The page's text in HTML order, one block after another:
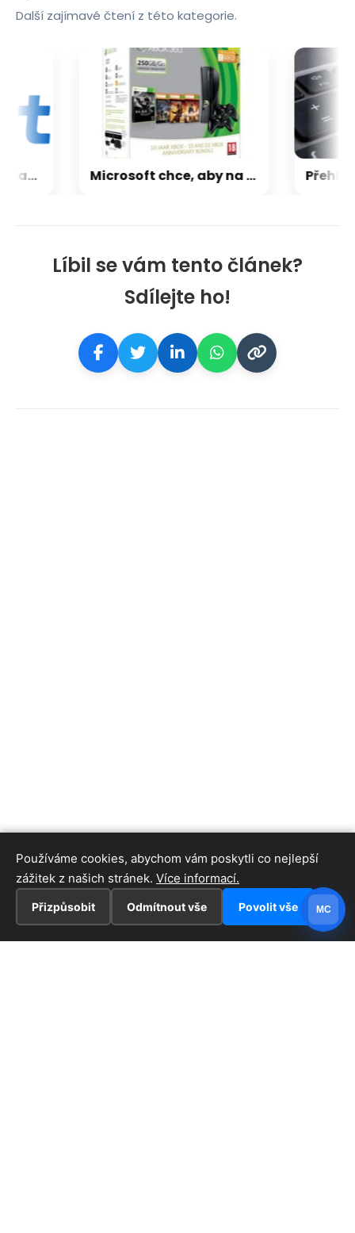
Líbil se vám tento článek?
Sdílejte ho!
Další zajímavé čtení z této kategorie.
CXMT odmítla požadavky Applu, nenechá si diktovat ceny Microsoft chce, aby na Xbox Helix běhaly všechny hry, které kdy vyšly pro Xbox
Používáme cookies, abychom vám poskytli co nejlepší
zážitek z našich stránek. Více informací.
Přizpůsobit Odmítnout vše Povolit vše MC